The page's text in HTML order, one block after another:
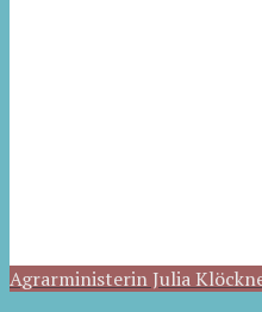
Agrarministerin Julia